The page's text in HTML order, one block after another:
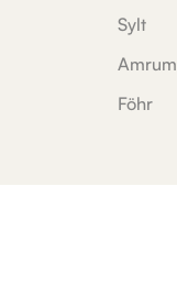
Sylt
Amrum
Föhr